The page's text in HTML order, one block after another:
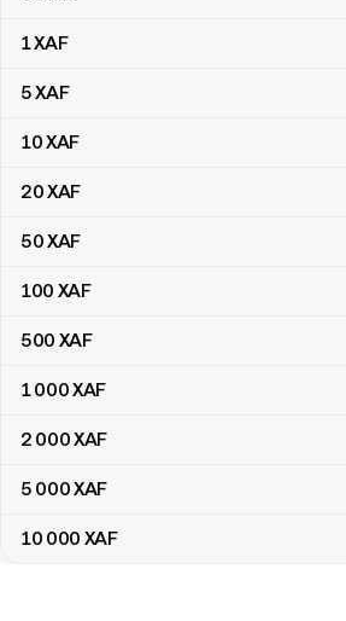
CFA BEAC frankai į Madagaskaro ariariai
1XAF
5XAF
10XAF
20XAF
50XAF
100 XAF
500 XAF
1 000XAF
2 000XAF
5 000XAF
10 000 XAF